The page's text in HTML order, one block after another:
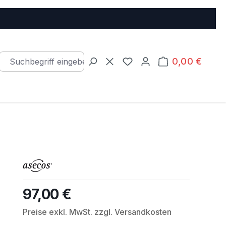
Du hast 0 Produkte auf
0,00 €
Warenkorb
Regulärer Preis:
97,00 €
Preise exkl. MwSt. zzgl. Versandkosten